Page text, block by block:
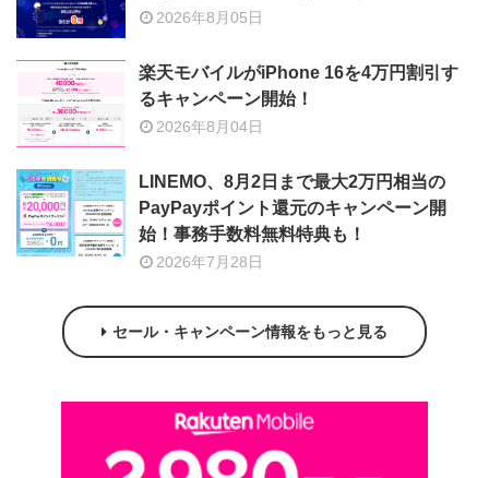
2026年8月05日
楽天モバイルがiPhone 16を4万円割引す
るキャンペーン開始！
2026年8月04日
LINEMO、8月2日まで最大2万円相当の
PayPayポイント還元のキャンペーン開
始！事務手数料無料特典も！
2026年7月28日
セール・キャンペーン情報をもっと見る